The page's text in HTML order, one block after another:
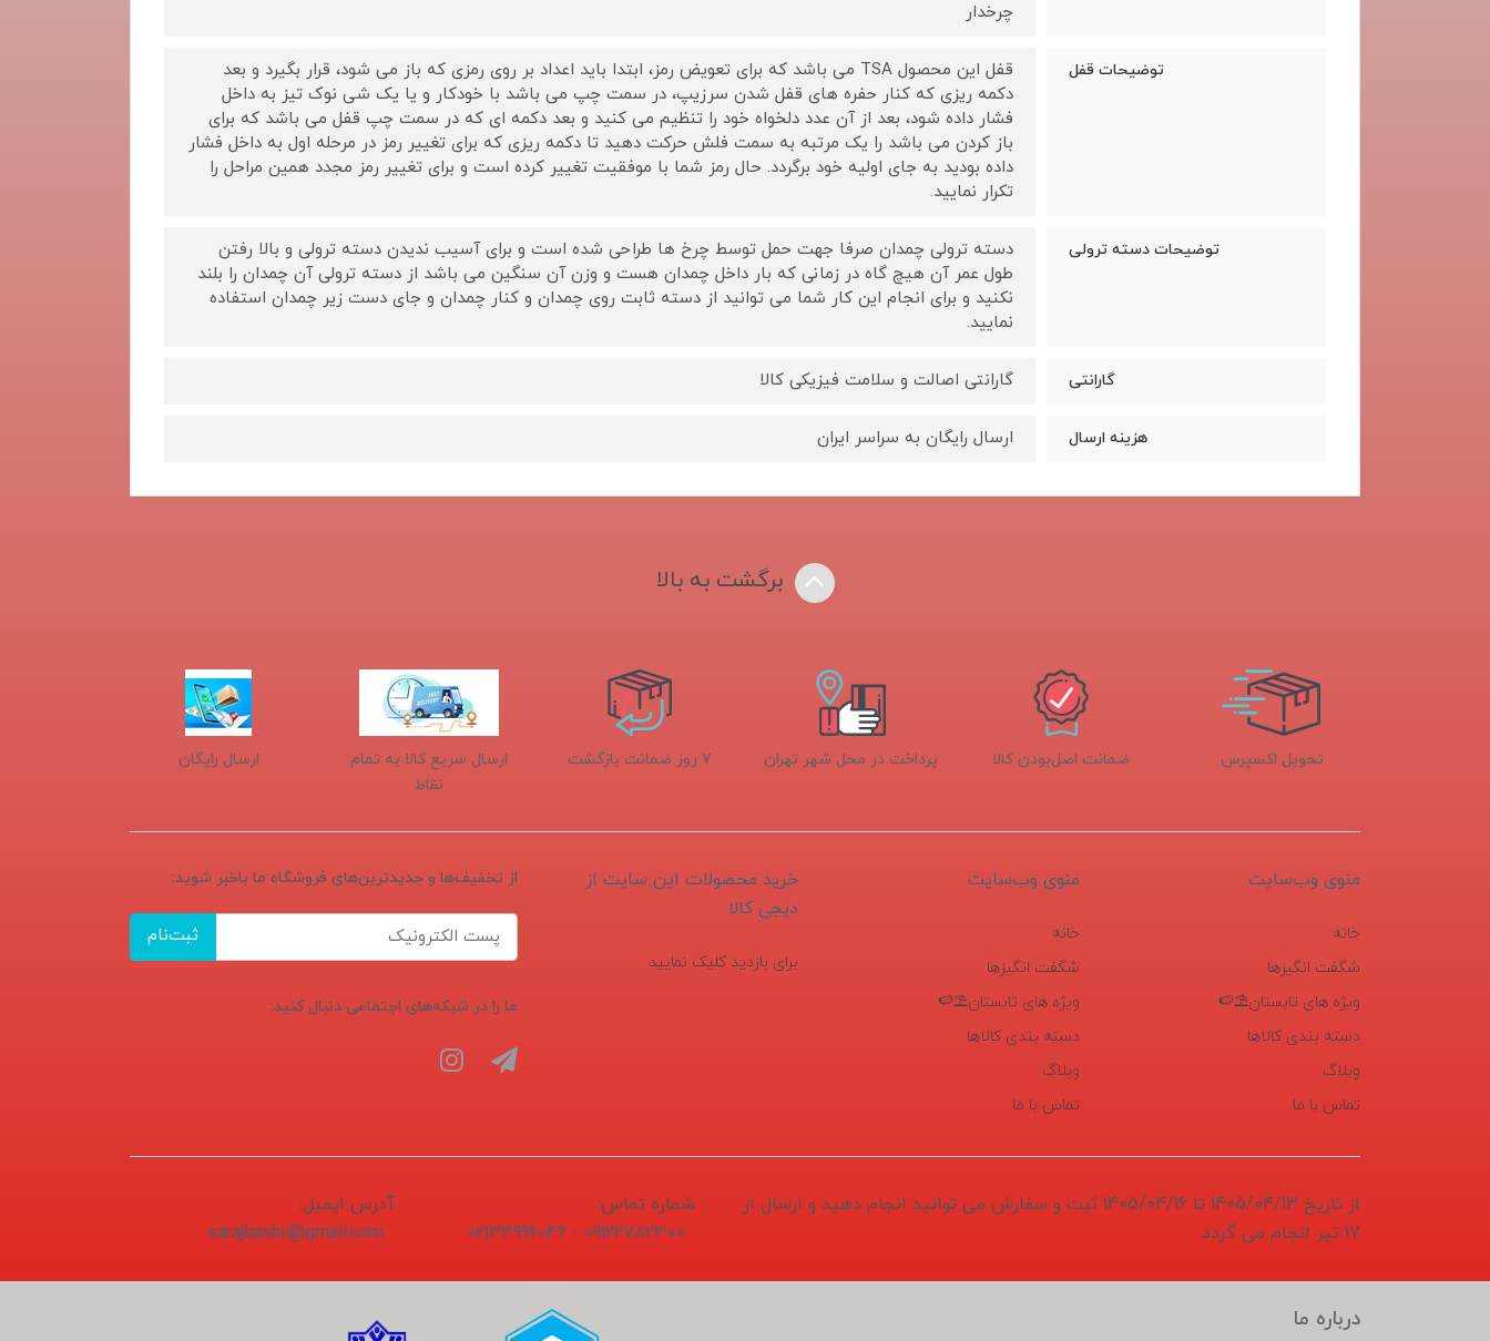
چرخدار
توضیحات قفل
قفل این محصول TSA می باشد که برای تعویض رمز، ابتدا باید اعداد بر روی رمزی که باز می شود، قرار بگیرد و بعد
دکمه ریزی که کنار حفره های قفل شدن سرزیپ، در سمت چپ می باشد با خودکار و یا یک شی نوک تیز به داخل
فشار داده شود، بعد از آن عدد دلخواه خود را تنظیم می کنید و بعد دکمه ای که در سمت چپ قفل می باشد که برای
باز کردن می باشد را یک مرتبه به سمت فلش حرکت دهید تا دکمه ریزی که برای تغییر رمز در مرحله اول به داخل فشار
داده بودید به جای اولیه خود برگردد. حال رمز شما با موفقیت تغییر کرده است و برای تغییر رمز مجدد همین مراحل را
تکرار نمایید.
توضیحات دسته ترولی
دسته ترولی چمدان صرفا جهت حمل توسط چرخ ها طراحی شده است و برای آسیب ندیدن دسته ترولی و بالا رفتن
طول عمر آن هیچ گاه در زمانی که بار داخل چمدان هست و وزن آن سنگین می باشد از دسته ترولی آن چمدان را بلند
نکنید و برای انجام این کار شما می توانید از دسته ثابت روی چمدان و کنار چمدان و جای دست زیر چمدان استفاده
نمایید.
گارانتی گارانتی اصالت و سلامت فیزیکی کالا
هزینه ارسال ارسال رایگان به سراسر ایران
برگشت به بالا
تحویل اکسپرس ضمانت اصل‌بودن کالا پرداخت در محل شهر تهران ۷ روز ضمانت بازگشت
ارسال سریع کالا به تمام
نقاط
ارسال رایگان
منوی وب‌سایت
خانه
شگفت انگیزها
ویژه های تابستان⛱️🍉
دسته بندی کالاها
وبلاگ
تماس با ما
منوی وب‌سایت
خانه
شگفت انگیزها
ویژه های تابستان⛱️🍉
دسته بندی کالاها
وبلاگ
تماس با ما
خرید محصولات این سایت از
دیجی کالا
برای بازدید کلیک نمایید
از تخفیف‌ها و جدیدترین‌های فروشگاه ما باخبر شوید:
ثبت‌نام
ما را در شبکه‌های اجتماعی دنبال کنید:
از تاریخ 1405/04/13 تا 1405/04/16 ثبت و سفارش می توانید انجام دهید و ارسال از
17 تیر انجام می گردد.
شماره تماس:
09122782300 - 02133996046
آدرس ایمیل:
sarajbashii@gmail.com
درباره ما